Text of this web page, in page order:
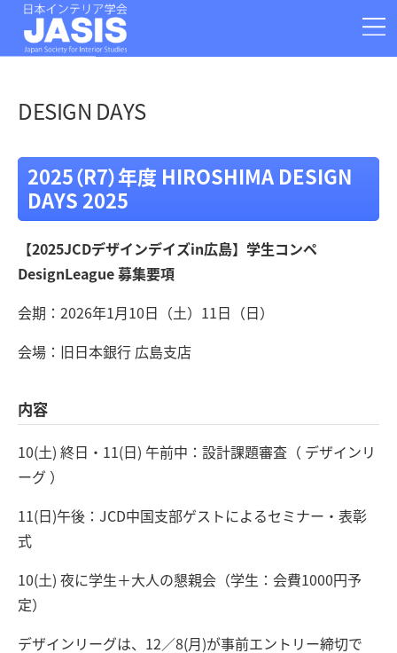
080-2386-5652
〒920-0941 石川県金沢市旭町1-25-25
日本インテリア学会事務局
アーカイブ 関連情報
DESIGN DAYS
2025（R7）年度 HIROSHIMA DESIGN
DAYS 2025
【2025JCDデザインデイズin広島】学生コンペ
DesignLeague 募集要項
会期：2026年1月10日（土）11日（日）
会場：旧日本銀行 広島支店
内容
10(土) 終日・11(日) 午前中：設計課題審査（ デザインリ
ーグ ）
11(日)午後：JCD中国支部ゲストによるセミナー・表彰
式
10(土) 夜に学生＋大人の懇親会（学生：会費1000円予
定）
デザインリーグは、12／8(月)が事前エントリー締切で